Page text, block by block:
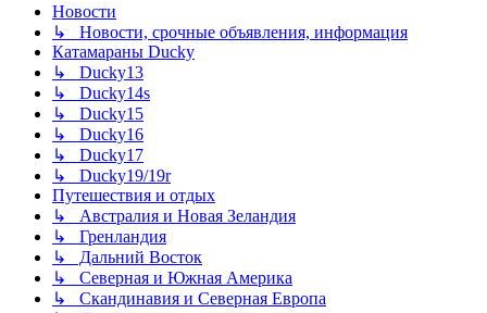
Новости
↳ Новости, срочные объявления, информация
Катамараны Ducky
↳ Ducky13
↳ Ducky14s
↳ Ducky15
↳ Ducky16
↳ Ducky17
↳ Ducky19/19r
Путешествия и отдых
↳ Австралия и Новая Зеландия
↳ Гренландия
↳ Дальний Восток
↳ Северная и Южная Америка
↳ Скандинавия и Северная Европа